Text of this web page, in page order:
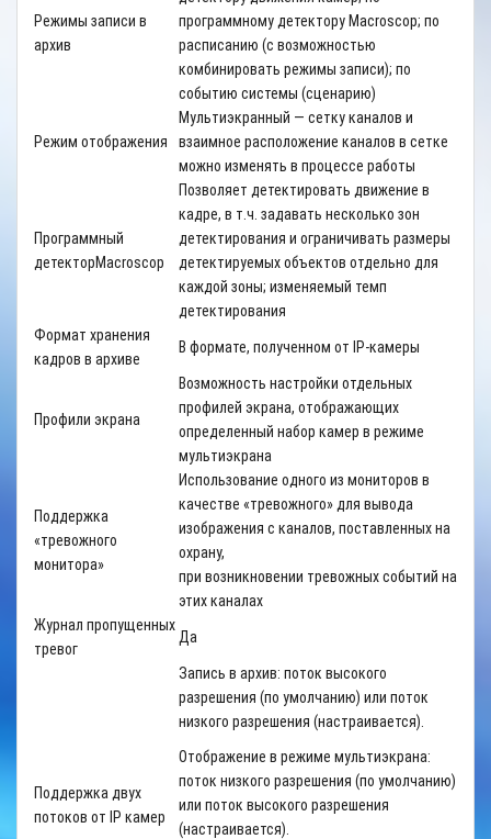
Режимы записи в
архив
программному детектору Macroscop; по
расписанию (с возможностью
комбинировать режимы записи); по
событию системы (сценарию)
Режим отображения
Мультиэкранный — сетку каналов и
взаимное расположение каналов в сетке
можно изменять в процессе работы
Программный
детекторMacroscop
Позволяет детектировать движение в
кадре, в т.ч. задавать несколько зон
детектирования и ограничивать размеры
детектируемых объектов отдельно для
каждой зоны; изменяемый темп
детектирования
Формат хранения
кадров в архиве
В формате, полученном от IP-камеры
Профили экрана
Возможность настройки отдельных
профилей экрана, отображающих
определенный набор камер в режиме
мультиэкрана
Поддержка
«тревожного
монитора»
Использование одного из мониторов в
качестве «тревожного» для вывода
изображения с каналов, поставленных на
охрану,
при возникновении тревожных событий на
этих каналах
Журнал пропущенных
тревог
Да
Поддержка двух
потоков от IP камер
Запись в архив: поток высокого
разрешения (по умолчанию) или поток
низкого разрешения (настраивается).
Отображение в режиме мультиэкрана:
поток низкого разрешения (по умолчанию)
или поток высокого разрешения
(настраивается).